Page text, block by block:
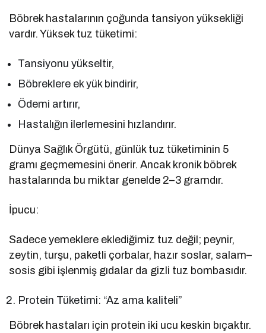
Böbrek hastalarının çoğunda tansiyon yüksekliği
vardır. Yüksek tuz tüketimi:
Tansiyonu yükseltir,
Böbreklere ek yük bindirir,
Ödemi artırır,
Hastalığın ilerlemesini hızlandırır.
Dünya Sağlık Örgütü, günlük tuz tüketiminin 5
gramı geçmemesini önerir. Ancak kronik böbrek
hastalarında bu miktar genelde 2–3 gramdır.
İpucu:
Sadece yemeklere eklediğimiz tuz değil; peynir,
zeytin, turşu, paketli çorbalar, hazır soslar, salam–
sosis gibi işlenmiş gıdalar da gizli tuz bombasıdır.
Protein Tüketimi: “Az ama kaliteli”
Böbrek hastaları için protein iki ucu keskin bıçaktır.